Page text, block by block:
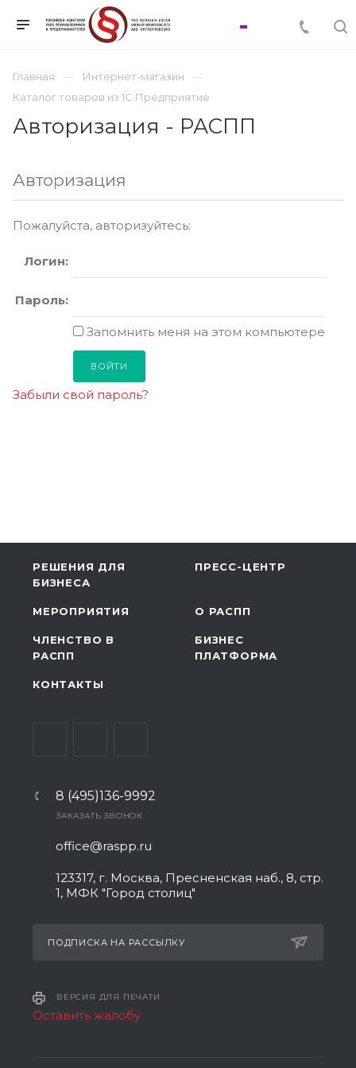
Главная
Интернет-магазин
Каталог товаров из 1С.Предприятие
Авторизация - РАСПП
Авторизация
Пожалуйста, авторизуйтесь:
Логин:
Пароль:
Запомнить меня на этом компьютере
Забыли свой пароль?
РЕШЕНИЯ ДЛЯ
БИЗНЕСА
ПРЕСС-ЦЕНТР
МЕРОПРИЯТИЯ О РАСПП
ЧЛЕНСТВО В
РАСПП
БИЗНЕС
ПЛАТФОРМА
КОНТАКТЫ
8 (495)136-9992
ЗАКАЗАТЬ ЗВОНОК
office@raspp.ru
123317, г. Москва, Пресненская наб., 8, стр.
1, МФК "Город столиц"
ПОДПИСКА НА РАССЫЛКУ
ВЕРСИЯ ДЛЯ ПЕЧАТИ
Оставить жалобу